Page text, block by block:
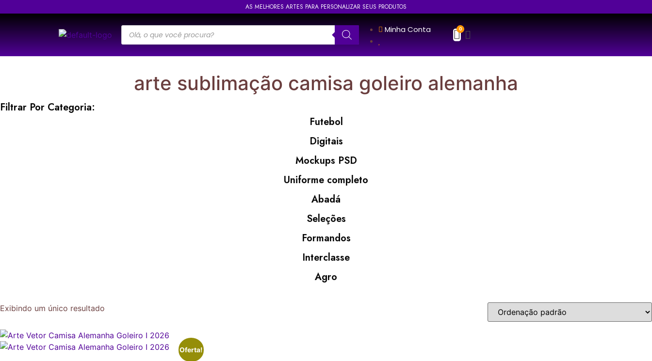
AS MELHORES ARTES PARA PERSONALIZAR SEUS PRODUTOS
Minha Conta
arte sublimação camisa goleiro alemanha
Filtrar Por Categoria:
Futebol
Digitais
Mockups PSD
Uniforme completo
Abadá
Seleções
Formandos
Interclasse
Agro
Exibindo um único resultado
Oferta!